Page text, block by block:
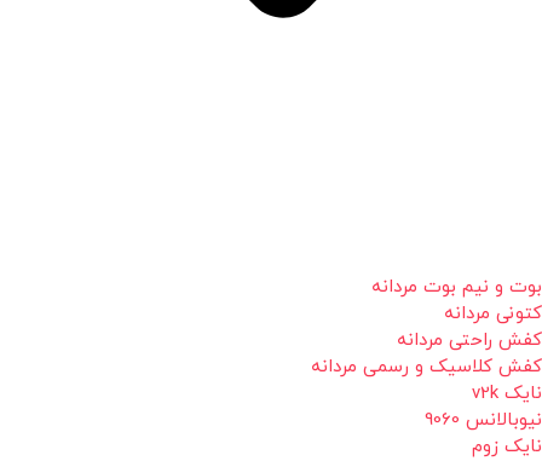
بوت و نیم بوت مردانه
کتونی مردانه
کفش راحتی مردانه
کفش کلاسیک و رسمی مردانه
نایک v2k
نیوبالانس 9060
نایک زوم